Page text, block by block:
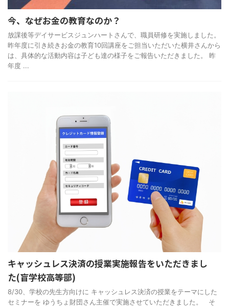
今、なぜお金の教育なのか？
放課後等デイサービスジュンハートさんで、職員研修を実施しました。
昨年度に引き続きお金の教育10回講座をご担当いただいた横井さんから
は、具体的な活動内容は子ども達の様子をご報告いただきました。 昨
年度 ...
キャッシュレス決済の授業実施報告をいただきまし
た(盲学校高等部)
8/30、学校の先生方向けに キャッシュレス決済の授業をテーマにした
セミナーを ゆうちょ財団さん主催で実施させていただきました。 そ